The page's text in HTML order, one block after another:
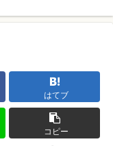
はてブ
コピー